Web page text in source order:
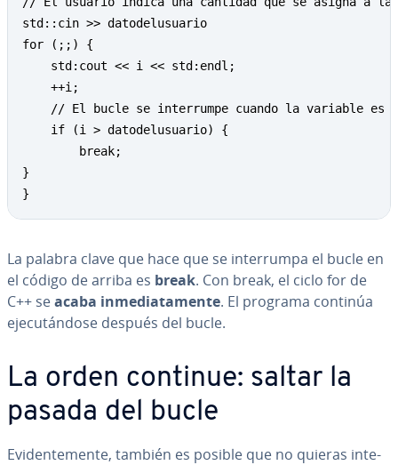
std::cin >> datodelusuario
for (;;) {
}
}
La palabra clave que hace que se in­te­rru­m­pa el bucle en
el código de arriba es break. Con break, el ciclo for de
C++ seacaba in­me­dia­ta­me­n­te. El programa continúa
eje­cu­tá­n­do­se después del bucle.
La orden continue: saltar la
pasada del bucle
Evi­de­n­te­me­n­te, también es posible que no quieras in­te­